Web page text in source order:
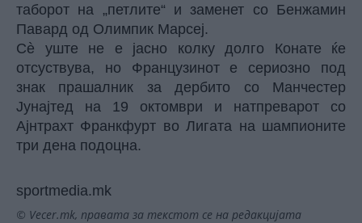
таборот на „петлите“ и заменет со Бенжамин
Павард од Олимпик Марсеј.
Сè уште не е јасно колку долго Конате ќе
отсуствува, но Французинот е сериозно под
знак прашалник за дербито со Манчестер
Јунајтед на 19 октомври и натпреварот со
Ајнтрахт Франкфурт во Лигата на шампионите
три дена подоцна.
sportmedia.mk
© Vecer.mk, правата за текстот се на редакцијата